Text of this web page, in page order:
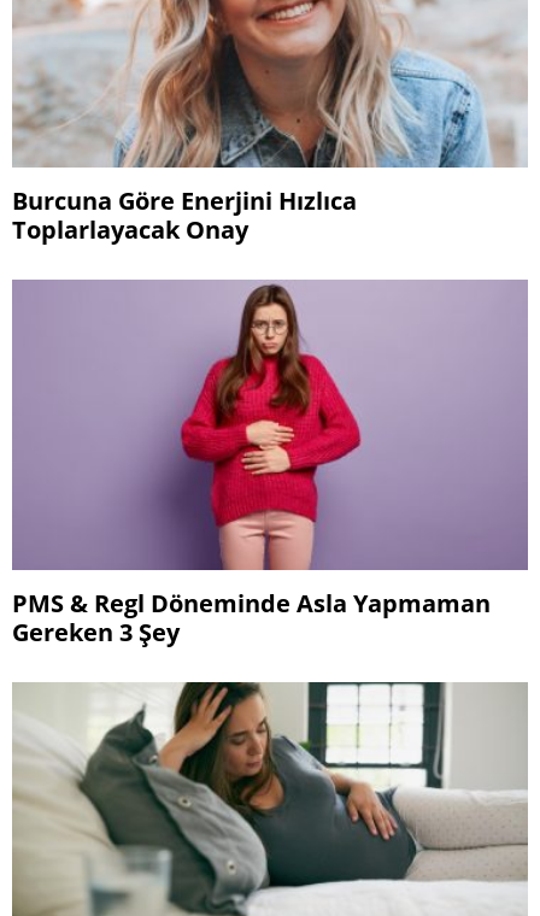
Burcuna Göre Enerjini Hızlıca
Toplarlayacak Onay
PMS & Regl Döneminde Asla Yapmaman
Gereken 3 Şey